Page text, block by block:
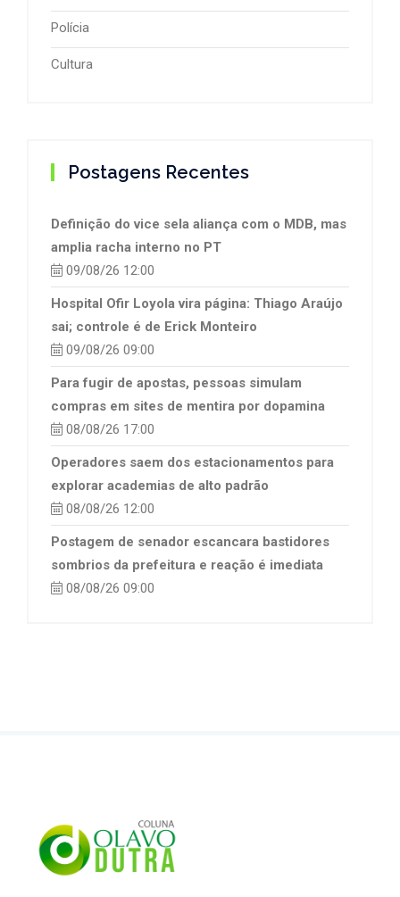
Polícia
Cultura
Postagens Recentes
Definição do vice sela aliança com o MDB, mas
amplia racha interno no PT
09/08/26 12:00
Hospital Ofir Loyola vira página: Thiago Araújo
sai; controle é de Erick Monteiro
09/08/26 09:00
Para fugir de apostas, pessoas simulam
compras em sites de mentira por dopamina
08/08/26 17:00
Operadores saem dos estacionamentos para
explorar academias de alto padrão
08/08/26 12:00
Postagem de senador escancara bastidores
sombrios da prefeitura e reação é imediata
08/08/26 09:00